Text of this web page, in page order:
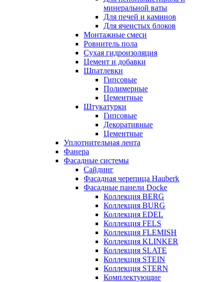
минеральной ваты
Для печей и каминов
Для ячеистых блоков
Монтажные смеси
Ровнитель пола
Сухая гидроизоляция
Цемент и добавки
Шпатлевки
Гипсовые
Полимерные
Цементные
Штукатурки
Гипсовые
Декоративные
Цементные
Уплотнительная лента
Фанера
Фасадные системы
Сайдинг
Фасадная черепица Hauberk
Фасадные панели Docke
Коллекция BERG
Коллекция BURG
Коллекция EDEL
Коллекция FELS
Коллекция FLEMISH
Коллекция KLINKER
Коллекция SLATE
Коллекция STEIN
Коллекция STERN
Комплектующие